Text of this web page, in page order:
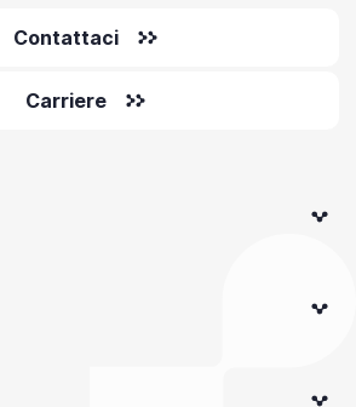
Contattaci
Carriere